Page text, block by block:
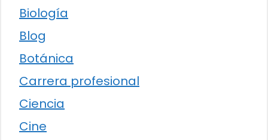
Biología
Blog
Botánica
Carrera profesional
Ciencia
Cine